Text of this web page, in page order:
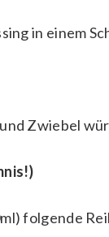
in einem
Zwiebel
folgende